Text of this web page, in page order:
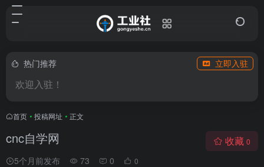
热门推荐 立即入驻
欢迎入驻！
首页 • 投稿网址 • 正文
cnc自学网
5个月前发布 73 0 0
收藏 0